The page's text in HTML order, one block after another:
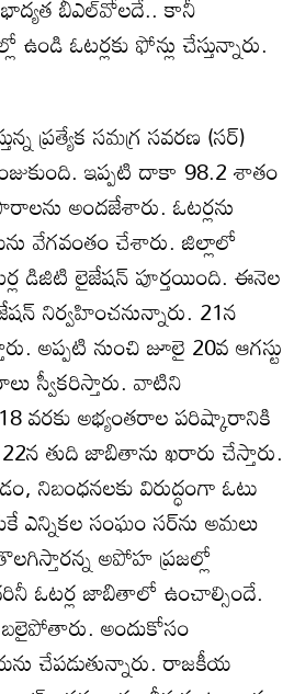
బీఎల్‌వోలదే.. కానీ
ఓటర్లకు ఫోన్లు చేస్తున్నారు.
ప్రత్యేక సమగ్ర సవరణ (సర్‌)
ఇప్పటి దాకా 98.2 శాతం
అందజేశారు. ఓటర్లను
వేగవంతం చేశారు. జిల్లాలో
డిజిటి లైజేషన్‌ పూర్తయింది. ఈనెల
నిర్వహించనున్నారు. 21న
అప్పటి నుంచి జూలై 20వ ఆగస్టు
స్వీకరిస్తారు. వాటిని
వరకు అభ్యంతరాల పరిష్కారానికి
తుది జాబితాను ఖరారు చేస్తారు.
నిబంధనలకు విరుద్ధంగా ఓటు
ఎన్నికల సంఘం సర్‌ను అమలు
అపోహ ప్రజల్లో
ఓటర్ల జాబితాలో ఉంచాల్సిందే.
అందుకోసం
చేపడుతున్నారు. రాజకీయ